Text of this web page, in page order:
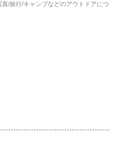
/旅行/キャンプなどのアウトドアにつ